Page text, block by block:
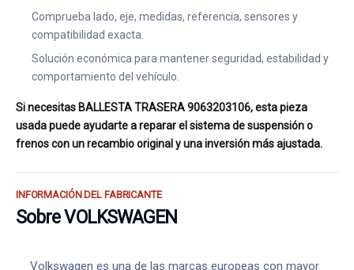
Comprueba lado, eje, medidas, referencia, sensores y
compatibilidad exacta.
Solución económica para mantener seguridad, estabilidad y
comportamiento del vehículo.
Si necesitas BALLESTA TRASERA 9063203106, esta pieza
usada puede ayudarte a reparar el sistema de suspensión o
frenos con un recambio original y una inversión más ajustada.
INFORMACIÓN DEL FABRICANTE
Sobre VOLKSWAGEN
Volkswagen es una de las marcas europeas con mayor